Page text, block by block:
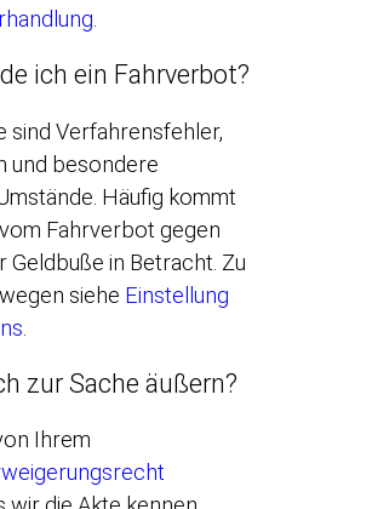
ich ein Fahrverbot?
sind Verfahrensfehler,
und besondere
Häufig kommt
Fahrverbot gegen
Geldbuße in Betracht. Zu
siehe Einstellung
zur Sache äußern?
Ihrem